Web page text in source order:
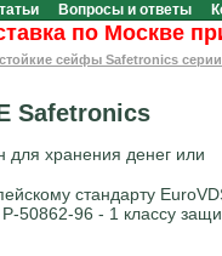
Вопросы и ответы
по Москве при
сейфы Safetronics серии
Safetronics
для хранения денег или
стандарту
50862-96 - 1 классу